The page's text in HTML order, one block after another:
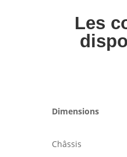
Les
Dimensions
Châssis